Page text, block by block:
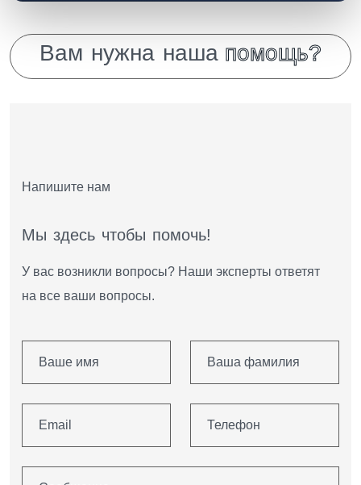
Вам нужна наша помощь?
Напишите нам
Мы здесь чтобы помочь!
У вас возникли вопросы? Наши эксперты ответят
на все ваши вопросы.